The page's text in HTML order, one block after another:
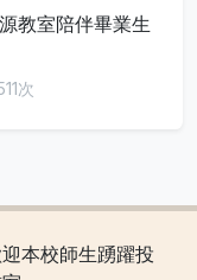
教室陪伴畢業生
次
本校師生踴躍投